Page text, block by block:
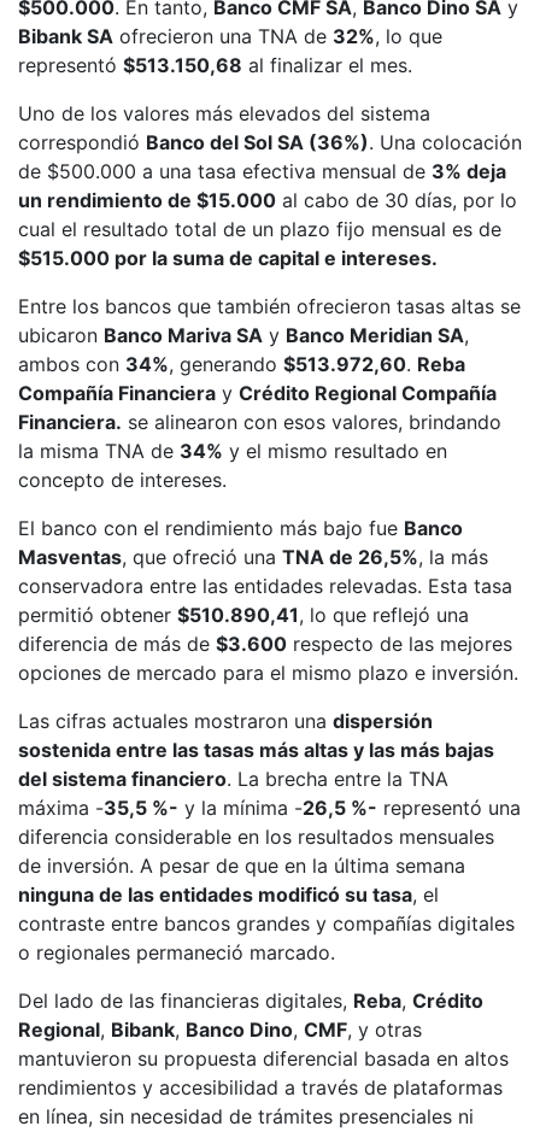
$500.000. En tanto, Banco CMF SA, Banco Dino SA y
Bibank SA ofrecieron una TNA de 32%, lo que
representó $513.150,68 al finalizar el mes.
Uno de los valores más elevados del sistema
correspondió Banco del Sol SA (36%). Una colocación
de $500.000 a una tasa efectiva mensual de 3% deja
un rendimiento de $15.000 al cabo de 30 días, por lo
cual el resultado total de un plazo fijo mensual es de
$515.000 por la suma de capital e intereses.
Entre los bancos que también ofrecieron tasas altas se
ubicaron Banco Mariva SA y Banco Meridian SA,
ambos con 34%, generando $513.972,60. Reba
Compañía Financiera y Crédito Regional Compañía
Financiera. se alinearon con esos valores, brindando
la misma TNA de 34% y el mismo resultado en
concepto de intereses.
El banco con el rendimiento más bajo fue Banco
Masventas, que ofreció una TNA de 26,5%, la más
conservadora entre las entidades relevadas. Esta tasa
permitió obtener $510.890,41, lo que reflejó una
diferencia de más de $3.600 respecto de las mejores
opciones de mercado para el mismo plazo e inversión.
Las cifras actuales mostraron una dispersión
sostenida entre las tasas más altas y las más bajas
del sistema financiero. La brecha entre la TNA
máxima -35,5 %- y la mínima -26,5 %- representó una
diferencia considerable en los resultados mensuales
de inversión. A pesar de que en la última semana
ninguna de las entidades modificó su tasa, el
contraste entre bancos grandes y compañías digitales
o regionales permaneció marcado.
Del lado de las financieras digitales, Reba, Crédito
Regional, Bibank, Banco Dino, CMF, y otras
mantuvieron su propuesta diferencial basada en altos
rendimientos y accesibilidad a través de plataformas
en línea, sin necesidad de trámites presenciales ni